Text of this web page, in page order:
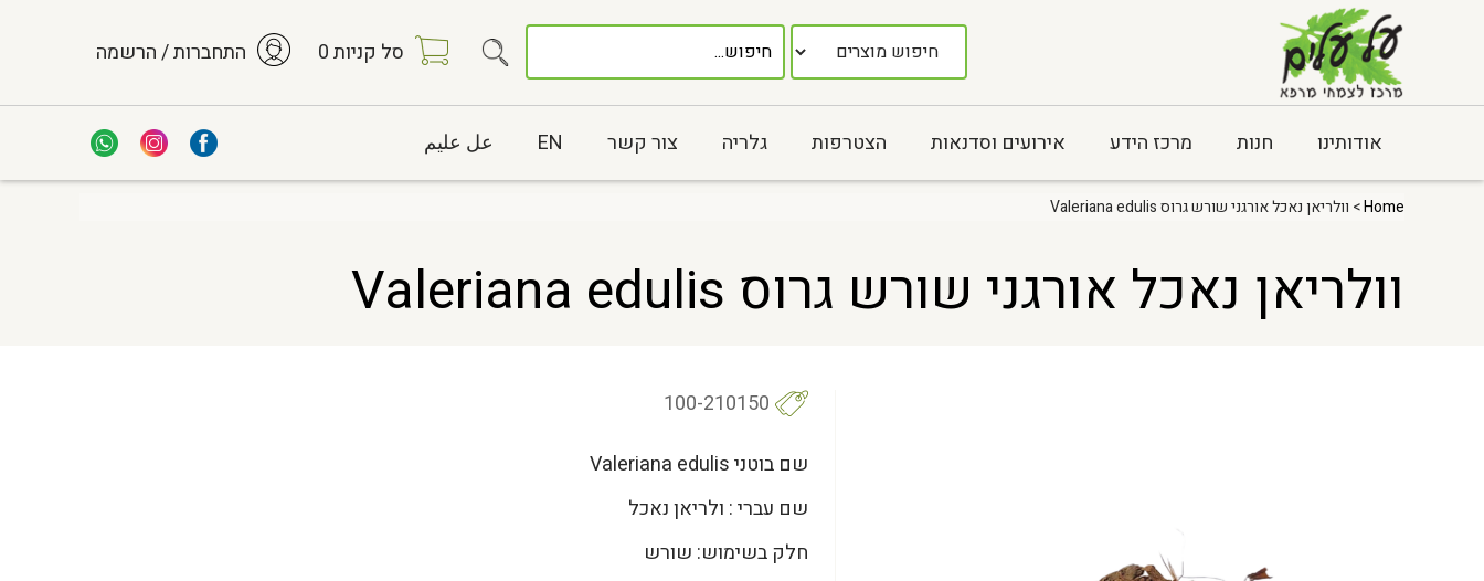
סל קניות0 התחברות / הרשמה
אודותינו חנות מרכז הידע אירועים וסדנאות הצטרפות גלריה צור קשר EN عل عليم
Home> וולריאן נאכל אורגני שורש גרוס Valeriana edulis
וולריאן נאכל אורגני שורש גרוס Valeriana edulis
100-210150
שם בוטני Valeriana edulis
שם עברי : ולריאן נאכל
חלק בשימוש: שורש